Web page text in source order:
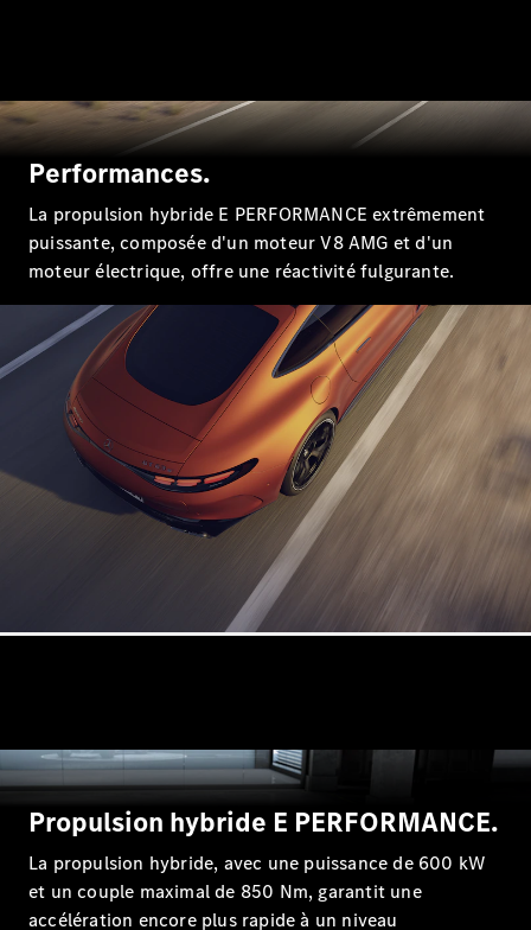
Classe G
Véhicule
tout-
terrain
Électrique
Classe G
Véhicule
tout-terrain
Configurateur
Mercedes-
Benz Store
Break
Shooting
Électrique
Classe C
Break
Classe C
Break All-
Terrain
Classe E
Break
Performances.
La propulsion hybride E PERFORMANCE extrêmement
puissante, composée d'un moteur V8 AMG et d'un
moteur électrique, offre une réactivité fulgurante.
Propulsion hybride E PERFORMANCE.
La propulsion hybride, avec une puissance de 600 kW
et un couple maximal de 850 Nm, garantit une
accélération encore plus rapide à un niveau